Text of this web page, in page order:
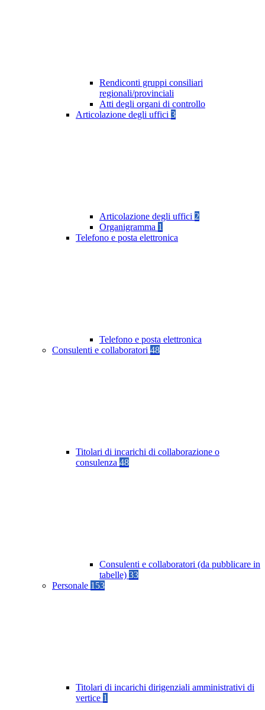
Rendiconti gruppi consiliari
regionali/provinciali
Atti degli organi di controllo
Articolazione degli uffici 3
Articolazione degli uffici 2
Organigramma 1
Telefono e posta elettronica
Telefono e posta elettronica
Consulenti e collaboratori 48
Titolari di incarichi di collaborazione o
consulenza 48
Consulenti e collaboratori (da pubblicare in
tabelle) 33
Personale 153
Titolari di incarichi dirigenziali amministrativi di
vertice 1